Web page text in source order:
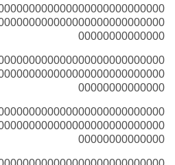
00000000000000
00000000000000
00000000000000